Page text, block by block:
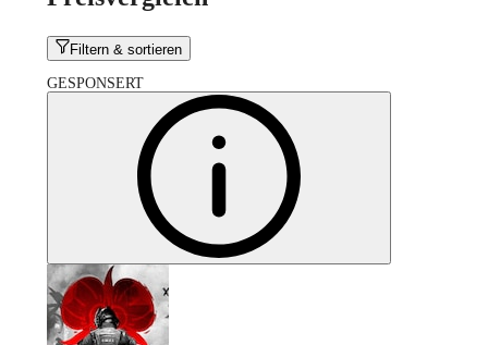
Filtern & sortieren
GESPONSERT